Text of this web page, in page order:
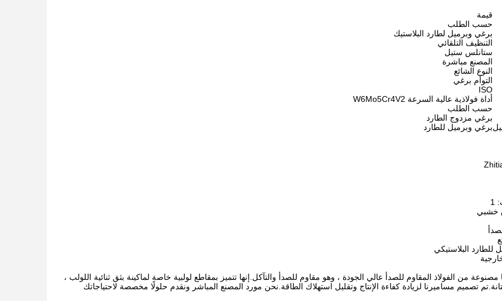
قيمة
حسب الطلب
برغي وبرميل لطارد البلاستيك
التنظيف التلقائي
ستانلس ستيل
المصنع مباشرة
النوع الشائع
التوأم برغي
ISO
أداة فولاذية عالية السرعة W6Mo5Cr4V2
حسب الطلب
برغي مزدوج الطارد
برغي وبرميل للطارد
خشبي
للطارد البلاستيكي
من الفولاذ المقاوم للصدأ عالي الجودة ، وهو مقاوم للصدأ والتآكل.إنها تتميز بمقاطع لولبية خاصة لماكينة بثق ثنائية اللولب ،
تصميم مساميرنا لزيادة كفاءة الإنتاج وتقليل استهلاك الطاقة.نحن مورد المصنع المباشر ونقدم حلولًا مخصصة لاحتياجاتك